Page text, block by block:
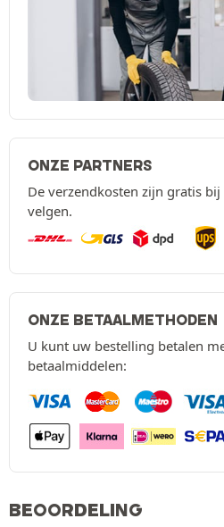
ONZE PARTNERS
De verzendkosten zijn gratis
velgen.
ONZE BETAALMETHODEN
U kunt uw bestelling betalen
betaalmiddelen:
BEOORDELING